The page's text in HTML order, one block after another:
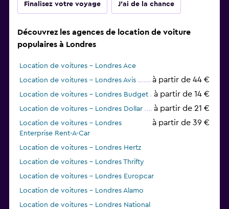
Finalisez votre voyage J'ai de la chance
Découvrez les agences de location de voiture
populaires à Londres
Location de voitures - Londres Ace
Location de voitures - Londres Avis
à partir de 44 €
Location de voitures - Londres Budget à partir de 14 €
Location de voitures - Londres Dollar à partir de 21 €
Location de voitures - Londres
Enterprise Rent-A-Car
à partir de 39 €
Location de voitures - Londres Hertz
Location de voitures - Londres Thrifty
Location de voitures - Londres Europcar
Location de voitures - Londres Alamo
Location de voitures - Londres National